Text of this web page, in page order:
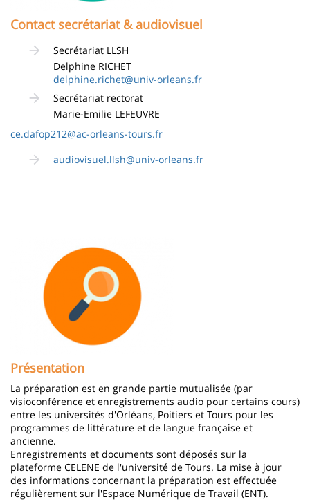
Contact secrétariat & audiovisuel
Secrétariat LLSH
Delphine RICHET
delphine.richet@univ-orleans.fr
Secrétariat rectorat
Marie-Emilie LEFEUVRE
ce.dafop212@ac-orleans-tours.fr
audiovisuel.llsh@univ-orleans.fr
Présentation
La préparation est en grande partie mutualisée (par
visioconférence et enregistrements audio pour certains cours)
entre les universités d'Orléans, Poitiers et Tours pour les
programmes de littérature et de langue française et
ancienne.
Enregistrements et documents sont déposés sur la
plateforme CELENE de l'université de Tours. La mise à jour
des informations concernant la préparation est effectuée
régulièrement sur l'Espace Numérique de Travail (ENT).